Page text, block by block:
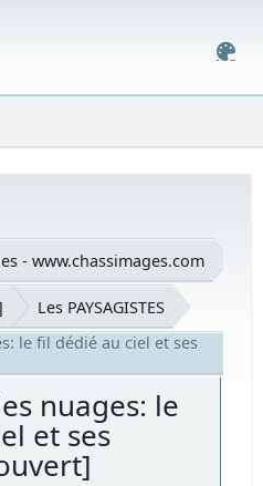
- www.chassimages.com
Les PAYSAGISTES
le fil dédié au ciel et ses
nuages: le
et ses